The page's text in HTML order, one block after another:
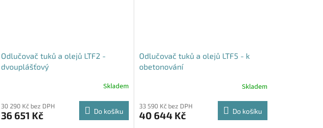
Odlučovač tuků a olejů LTF2 -
dvouplášťový
Skladem
30 290 Kč bez DPH
36 651 Kč Do košíku
Odlučovač tuků a olejů LTF5 - k
obetonování
Skladem
33 590 Kč bez DPH
40 644 Kč Do košíku